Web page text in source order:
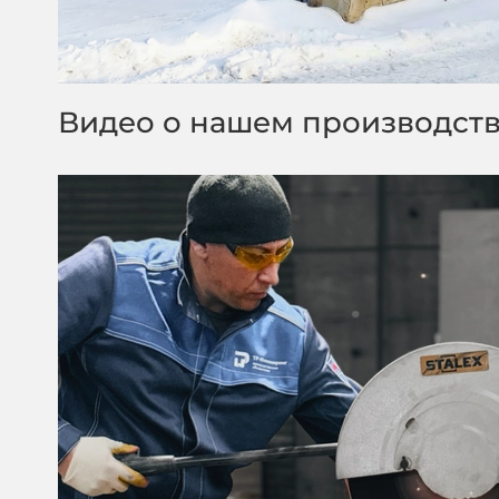
Видео о нашем